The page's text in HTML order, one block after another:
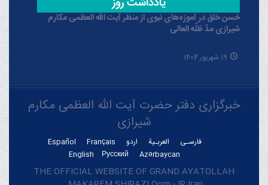
حُسن خلق در آموزه‌های نبوی از منظر آیت الله العظمی مکارم
شیرازی مدّ ظلّه العالی
19 شهریور 1404
خبرگزاری دفتر حضرت آیت الله العظمی مکارم
شیرازی
فارسـی العربـیة اردو Français
Español
Azərbaycan
Русский
English
THE OFFICIAL WEBSITE OF GRAND AYATOLLAH